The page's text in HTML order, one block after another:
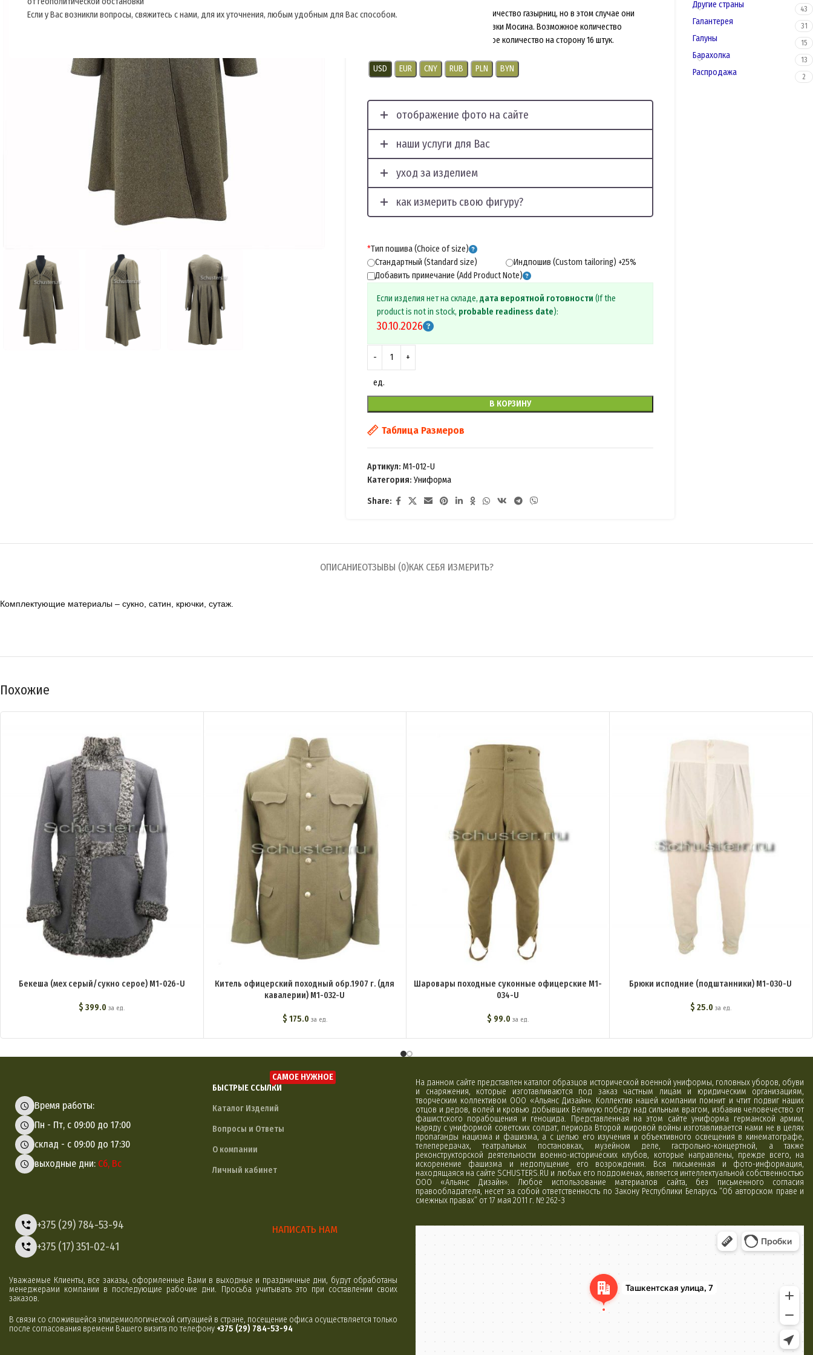
Если у Вас возникли вопросы, свяжитесь с нами, для их уточнения, любым удобным для Вас способом.При желании можно увеличить количество газырниц, но в этом случае они
сделаны под размер гильзы винтовки Мосина. Возможное количество
указывать при заказе. Максимальное количество на сторону 16 штук.
USD EUR CNY RUB PLN BYN
отображение фото на сайте
наши услуги для Вас
уход за изделием
как измерить свою фигуру?
*Тип пошива (Choice of size)
Стандартный (Standard size)
Индпошив (Custom tailoring) +25%
Добавить примечание (Add Product Note)
Если изделия нет на складе,дата вероятной готовности (If the
product is not in stock, probable readiness date):
30.10.2026
ед.
В КОРЗИНУ
Таблица Размеров
Артикул:M1-012-U
Категория: Униформа
Share:
Другие страны 43
Галантерея 31
Галуны 15
Барахолка 13
Распродажа 2
ОПИСАНИЕОТЗЫВЫ (0)КАК СЕБЯ ИЗМЕРИТЬ?
Комплектующие материалы – сукно, сатин, крючки, сутаж.
Похожие
Бекеша (мех серый/сукно серое) M1-026-U
$ 399.0 за ед.
Китель офицерский походный обр.1907 г. (для
кавалерии) M1-032-U
$ 175.0 за ед.
Шаровары походные суконные офицерские M1-
034-U
$ 99.0 за ед.
Брюки исподние (подштанники) M1-030-U
$ 25.0 за ед.
Время работы:
Пн - Пт, с 09:00 до 17:00
склад - с 09:00 до 17:30
выходные дни: Сб, Вс
+375 (29) 784-53-94
+375 (17) 351-02-41
БЫСТРЫЕ ССЫЛКИ
САМОЕ НУЖНОЕ
Каталог Изделий
Вопросы и Ответы
О компании
Личный кабинет
НАПИСАТЬ НАМ
Уважаемые Клиенты, все заказы, оформленные Вами в выходные и праздничные дни, будут обработаны
менеджерами компании в последующие рабочие дни. Просьба учитывать это при составлении своих
заказов.
В связи со сложившейся эпидемиологической ситуацией в стране, посещение офиса осуществляется только
после согласования времени Вашего визита по телефону +375 (29) 784-53-94
На данном сайте представлен каталог образцов исторической военной униформы, головных уборов, обуви
и снаряжения, которые изготавливаются под заказ частным лицам и юридическим организациям,
творческим коллективом ООО «Альянс Дизайн». Коллектив нашей компании помнит и чтит подвиг наших
отцов и дедов, волей и кровью добывших Великую победу над сильным врагом, избавив человечество от
фашистского порабощения и геноцида. Представленная на этом сайте униформа германской армии,
наряду с униформой советских солдат, периода Второй мировой войны изготавливается нами не в целях
пропаганды нацизма и фашизма, а с целью его изучения и объективного освещения в кинематографе,
телепередачах, театральных постановках, музейном деле, гастрольно-концертной, а также
реконструкторской деятельности военно-исторических клубов, которые направлены, прежде всего, на
искоренение фашизма и недопущение его возрождения. Вся письменная и фото-информация,
находящаяся на сайте SCHUSTERS.RU и любых его поддоменах, является интеллектуальной собственностью
ООО «Альянс Дизайн». Любое использование материалов сайта, без письменного согласия
правообладателя, несет за собой ответственность по Закону Республики Беларусь “Об авторском праве и
смежных правах” от 17 мая 2011 г. № 262-З